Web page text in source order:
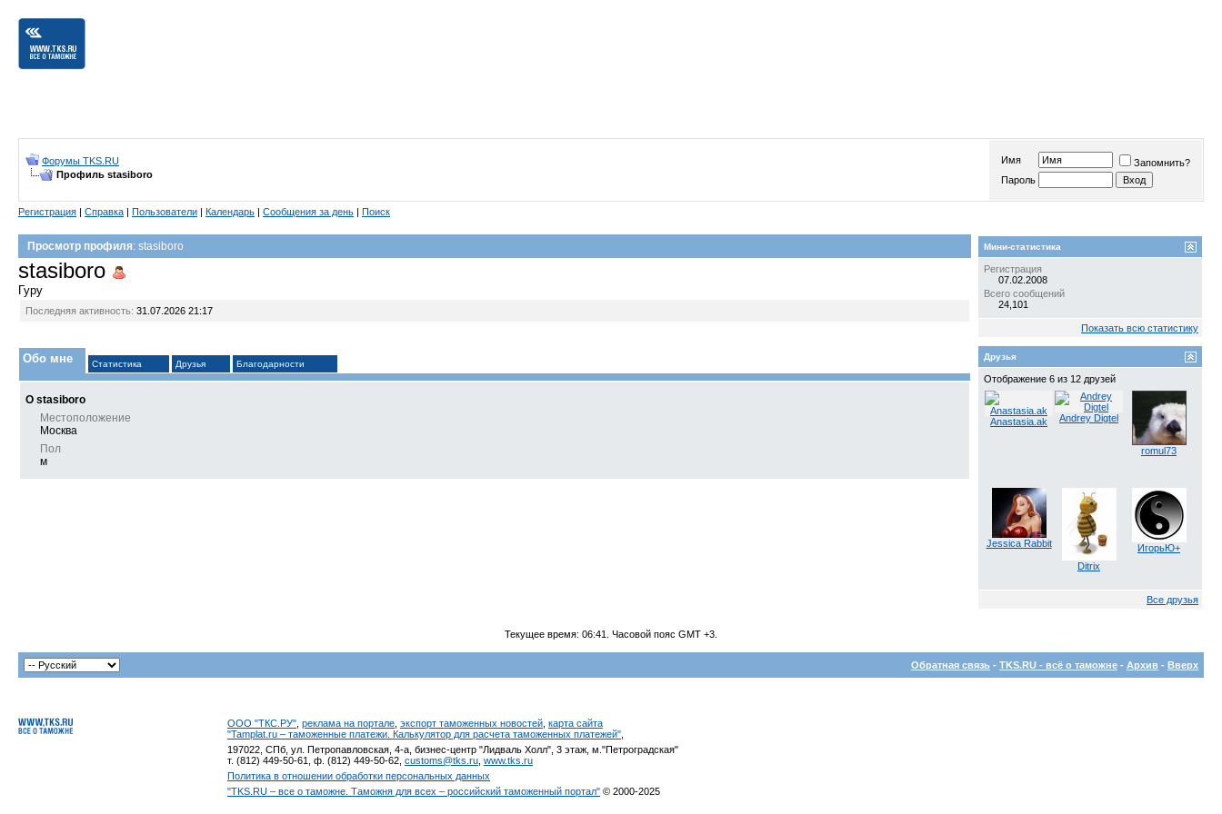
Форумы TKS.RU
Профиль stasiboro
Имя
Запомнить?
Пароль
Регистрация | Справка | Пользователи | Календарь | Сообщения за день | Поиск
Просмотр профиля: stasiboro
stasiboro
Гуру
Последняя активность: 31.07.2026 21:17
Обо мне Статистика Друзья Благодарности
О stasiboro
Местоположение
Москва
Пол
м
Мини-статистика
Регистрация
07.02.2008
Всего сообщений
24,101
Показать всю статистику
Друзья
Отображение 6 из 12 друзей
Anastasia.ak Andrey Digtel
romul73
Jessica Rabbit
Ditrix
ИгорьЮ+
Все друзья
Текущее время: 06:41 . Часовой пояс GMT +3.
Обратная связь - TKS.RU - всё о таможне - Архив - Вверх
ООО "ТКС.РУ" реклама на портале экспорт таможенных новостей карта сайта
"Tamplat.ru – таможенные платежи. Калькулятор для расчета таможенных платежей"
197022, СПб, ул. Петропавловская, 4-а, бизнес-центр "Лидваль Холл", 3 этаж, м."Петроградская"
т. (812) 449-50-61, ф. (812) 449-50-62, customs@tks.ru www.tks.ru
Политика в отношении обработки персональных данных
"TKS.RU – все о таможне. Таможня для всех – российский таможенный портал" © 2000-2025